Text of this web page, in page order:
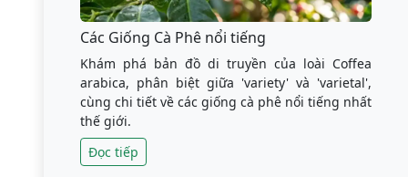
Các Giống Cà Phê nổi tiếng
Khám phá bản đồ di truyền của loài Coffea
arabica, phân biệt giữa 'variety' và 'varietal',
cùng chi tiết về các giống cà phê nổi tiếng nhất
thế giới.
Đọc tiếp